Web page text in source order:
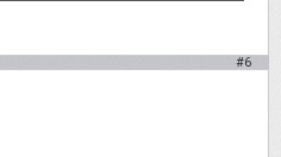
#6